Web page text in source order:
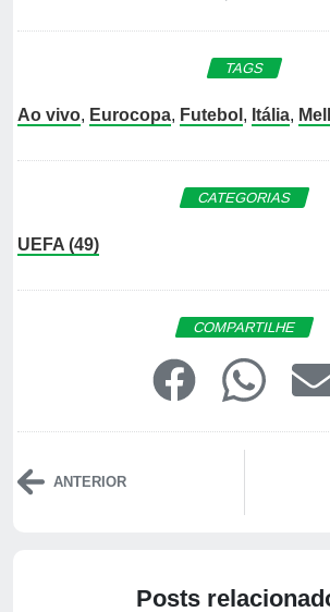
TAGS
Ao vivo, Eurocopa, Futebol , Itália,
CATEGORIAS
UEFA (49)
COMPARTILHE
ANTERIOR
Posts